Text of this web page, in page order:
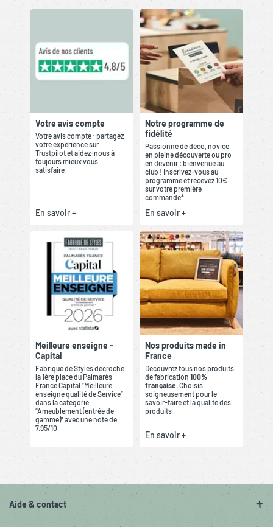
Votre avis compte
Votre avis compte : partagez
votre expérience sur
Trustpilot et aidez-nous à
toujours mieux vous
satisfaire.
En savoir +
Notre programme de
fidélité
Passionné de déco, novice
en pleine découverte ou pro
en devenir : bienvenue au
club ! Inscrivez-vous au
programme et recevez 10€
sur votre première
commande*
En savoir +
Meilleure enseigne -
Capital
Fabrique de Styles décroche
la 1ère place du Palmarès
France Capital “Meilleure
enseigne qualité de Service”
dans la catégorie
“Ameublement (entrée de
gamme)” avec une note de
7,95/10.
Nos produits made in
France
Découvrez tous nos produits
de fabrication 100%
française. Choisis
soigneusement pour le
savoir-faire et la qualité des
produits.
En savoir +
Aide & contact